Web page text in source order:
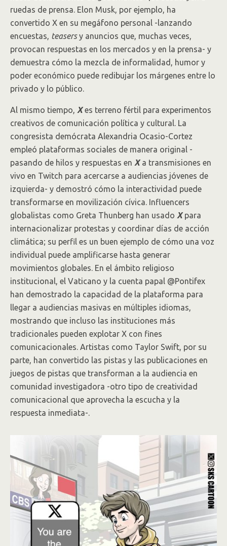
ruedas de prensa. Elon Musk, por ejemplo, ha
convertido X en su megáfono personal -lanzando
encuestas, teasersy anuncios que, muchas veces,
provocan respuestas en los mercados y en la prensa- y
demuestra cómo la mezcla de informalidad, humor y
poder económico puede redibujar los márgenes entre lo
privado y lo público.
Al mismo tiempo, Xes terreno fértil para experimentos
creativos de comunicación política y cultural. La
congresista demócrata Alexandria Ocasio-Cortez
empleó plataformas sociales de manera original -
pasando de hilos y respuestas en Xa transmisiones en
vivo en Twitch para acercarse a audiencias jóvenes de
izquierda- y demostró cómo la interactividad puede
transformarse en movilización cívica. Influencers
globalistas como Greta Thunberg han usado Xpara
internacionalizar protestas y coordinar días de acción
climática; su perfil es un buen ejemplo de cómo una voz
individual puede amplificarse hasta generar
movimientos globales. En el ámbito religioso
institucional, el Vaticano y la cuenta papal @Pontifex
han demostrado la capacidad de la plataforma para
llegar a audiencias masivas en múltiples idiomas,
mostrando que incluso las instituciones más
tradicionales pueden explotar X con fines
comunicacionales. Artistas como Taylor Swift, por su
parte, han convertido las pistas y las publicaciones en
juegos de pistas que transforman a la audiencia en
comunidad investigadora -otro tipo de creatividad
comunicacional que aprovecha la escucha y la
respuesta inmediata-.